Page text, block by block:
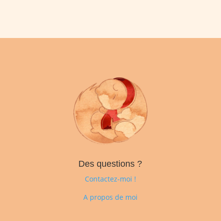
Des questions ?
Contactez-moi !
A propos de moi